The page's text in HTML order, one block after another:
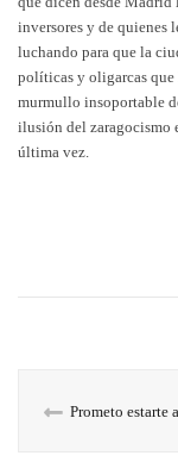
inversores y de quienes
luchando para que la
políticas y oligarcas
murmullo insoportable
ilusión del zaragocismo
última vez.
Prometo estarte